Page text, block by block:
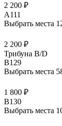
2 200 ₽
A111
Выбрать места
2 200 ₽
Трибуна В/D
B129
Выбрать места
1 800 ₽
B130
Выбрать места